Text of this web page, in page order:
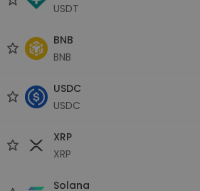
USDT
BNB
BNB
USDC
USDC
XRP
XRP
Solana